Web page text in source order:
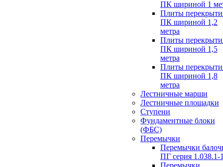
ПК шириной 1
Плиты
ПК шириной 1,2
метра
Плиты
ПК шириной 1,5
метра
Плиты
ПК шириной 1,8
метра
Лестничные марши
Лестничные площадки
Ступени
Фундаментные блоки
(ФБС)
Перемычки
Перемычки
ПГ серия 1.038.1-
Перемычки